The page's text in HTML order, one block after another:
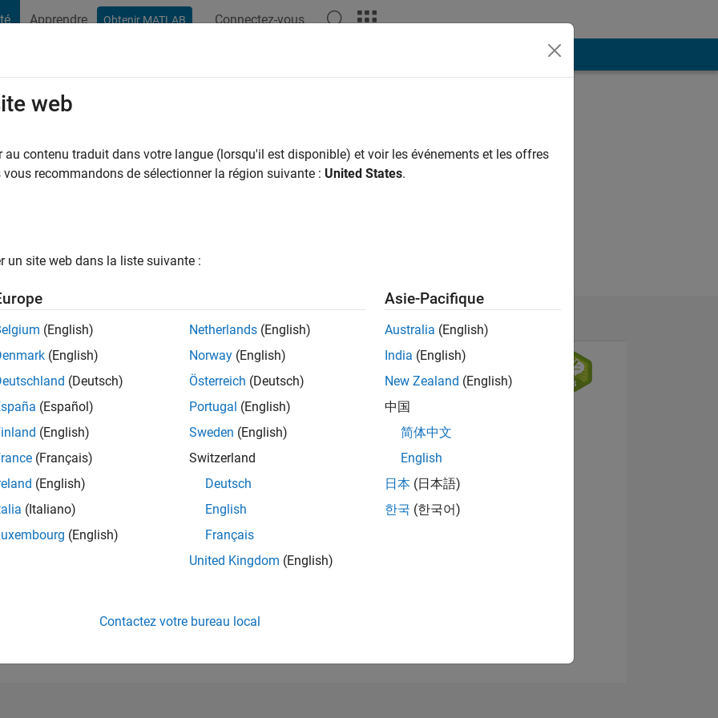
Apprendre Obtenir MATLAB Connectez-vous
RANG
ACCEPTATION DE
web
au contenu traduit dans votre langue (lorsqu'il est disponible) et voir les événements et les offres
vous recommandons de sélectionner la région suivante : United States.
un site web dans la liste suivante :
(English)
(English)
(Deutsch)
(Español)
(English)
(Français)
(English)
(Italiano)
(English)
Netherlands (English)
Norway (English)
Österreich (Deutsch)
Portugal (English)
Sweden (English)
Switzerland
Deutsch
English
Français
United Kingdom (English)
Asie-Pacifique
Australia (English)
India (English)
New Zealand (English)
中国
简体中文
English
日本 (日本語)
한국 (한국어)
Contactez votre bureau local